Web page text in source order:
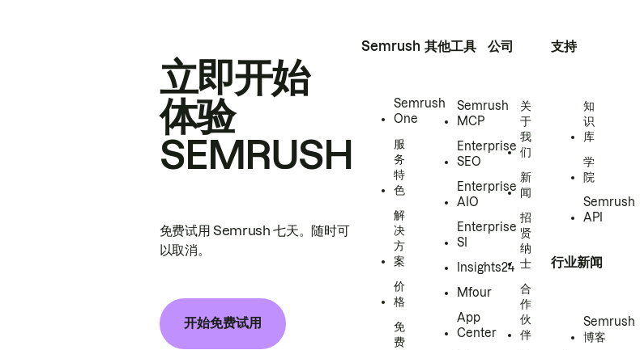
立即开始
体验
SEMRUSH
免费试用 Semrush 七天。随时可
以取消。
开始免费试用
Semrush
Semrush
One
服
务
特
色
解
决
方
案
价
格
免
费
其他工具
Semrush
MCP
Enterprise
SEO
Enterprise
AIO
Enterprise
SI
Insights24
Mfour
App
Center
公司
关
于
我
们
新
闻
招
贤
纳
士
合
作
伙
伴
支持
知
识
库
学
院
Semrush
API
行业新闻
Semrush
博客